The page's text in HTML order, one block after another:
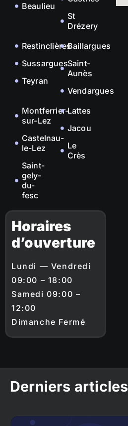
Beaulieu
St
Drézery
Restinclières
Sussargues
Teyran
Baillargues
Saint-
Aunès
Vendargues
Montferrier-
sur-Lez
Castelnau-
le-Lez
Saint-
gely-
du-
fesc
Lattes
Jacou
Le
Crès
Horaires
d’ouverture
Lundi — Vendredi
09:00 – 18:00
Samedi 09:00 –
12:00
Dimanche Fermé
Derniers articles